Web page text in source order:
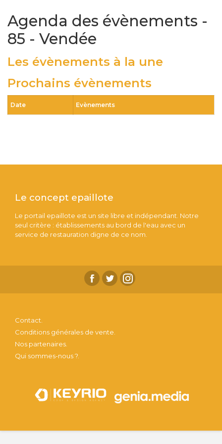
Agenda des évènements -
85 - Vendée
Les évènements à la une
Prochains évènements
Date Evènements
Le concept epaillote
Le portail epaillote est un site libre et indépendant. Notre
seul critère : établissements au bord de l'eau avec un
service de restauration digne de ce nom.
Contact.
Conditions générales de vente.
Nos partenaires.
Qui sommes-nous ?.